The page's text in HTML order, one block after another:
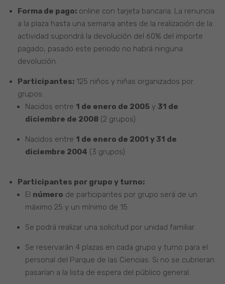
Forma de pago: online con tarjeta bancaria. La renuncia
a la plaza hasta una semana antes de la realización de la
actividad supondrá la devolución del 60% del importe
pagado, pasado este periodo no habrá ninguna
devolución.
Participantes: 125 niños y niñas organizados por
grupos:
Nacidos entre 1 de enero de 2005 y 31 de
diciembre de 2008 (2 grupos)
Nacidos entre 1 de enero de 2001 y 31 de
diciembre 2004 (3 grupos)
Participantes por grupo y turno:
El número de participantes por grupo será de un
máximo 25 y un mínimo de 15.
Se podrá realizar una solicitud por unidad familiar.
Se reservarán 4 plazas en cada grupo y turno para el
personal del Parque de las Ciencias. Si no se cubrieran
pasarían a la lista de espera del público general.